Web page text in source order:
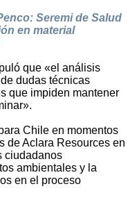
Seremi de Salud
en material
que «el análisis
dudas técnicas
que impiden mantener
Chile en momentos
de Aclara Resources en
ciudadanos
ambientales y la
en el proceso